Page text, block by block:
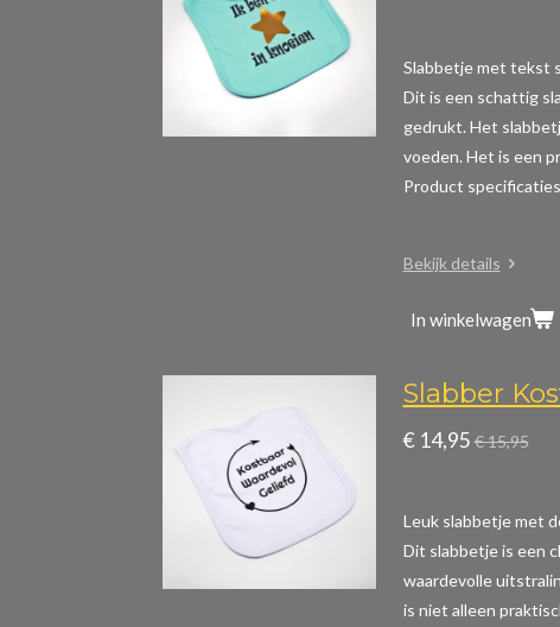
Slabbetje met tekst
Dit is een schattig
gedrukt. Het
voeden. Het is een
Product specificaties
Bekijk details
In winkelwagen
Slabber
€ 14,95 € 15,95
Leuk slabbetje met
Dit slabbetje is een
waardevolle
is niet alleen